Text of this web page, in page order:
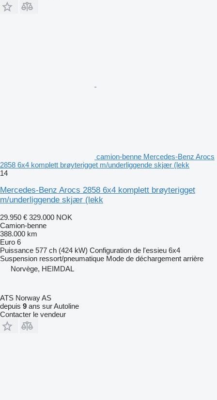
camion-benne Mercedes-Benz Arocs
2858 6x4 komplett brøyterigget m/underliggende skjær (lekk
14
Mercedes-Benz Arocs 2858 6x4 komplett brøyterigget
m/underliggende skjær (lekk
29.950 € 329.000 NOK
Camion-benne
388.000 km
Euro 6
Puissance 577 ch (424 kW) Configuration de l'essieu 6x4
Suspension ressort/pneumatique Mode de déchargement arrière
Norvège, HEIMDAL
ATS Norway AS
depuis 9 ans sur Autoline
Contacter le vendeur